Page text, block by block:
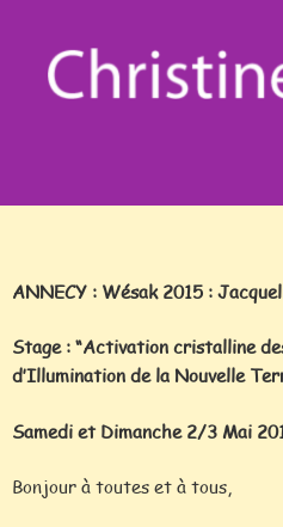
ANNECY : Wésak 2015 :
Stage : “Activation cristalline
d’Illumination de la Nouvelle
Samedi et Dimanche 2/3 Mai
Bonjour à toutes et à tous,